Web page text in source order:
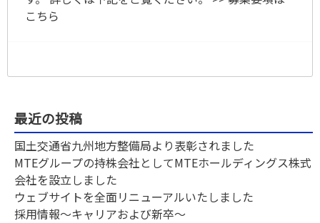
こちら
最近の投稿
国土交通省九州地方整備局より表彰されました
MTEグループの持株会社としてMTEホールディングス株式
会社を設立しました
ウェブサイトを全面リニューアルいたしました
採用情報〜キャリアおよび新卒〜